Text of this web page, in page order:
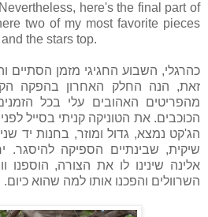
here's the final part of
two of my most favorite pieces
the stars top.
כהרגלי, השבוע החגיגי מזמן הסתיים
זאת, הנה החלק האחרון בהפקה
מהפריטים האהובים עלי בכל
הכוכבים. את הטוניקה קניתי בסייל
הג'קט נמצא, גדול ומוזר, בחנות יד
שיקית, שבינתיים הספיקה
אלינה שינינו לו את הצורה, הוספנו
השרוולים והפכנו אותו למה שהוא כיום.